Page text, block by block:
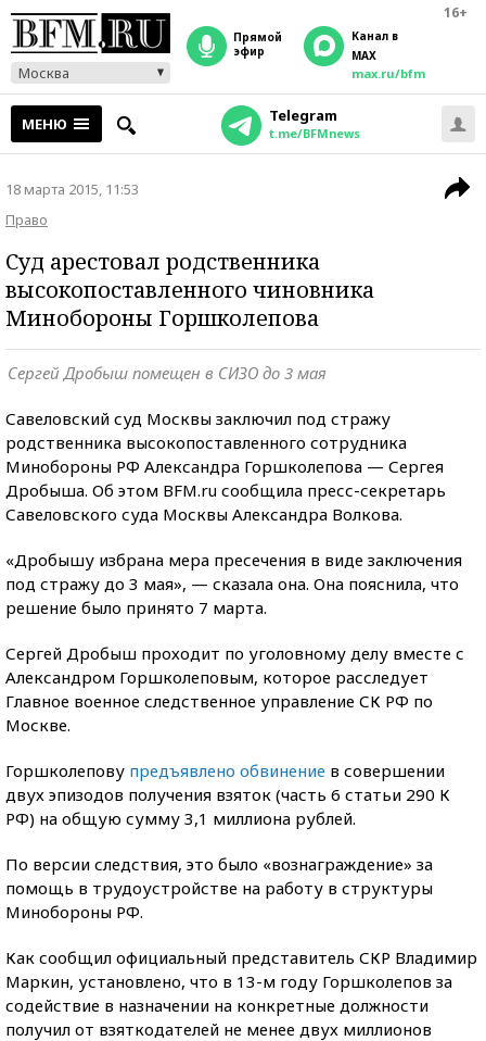
16+
Москва
прямой
эфир
Канал в
MAX
max.ru/bfm
МЕНЮ Telegram
t.me/BFMnews
18 марта 2015, 11:53
Право
Суд арестовал родственника
высокопоставленного чиновника
Минобороны Горшколепова
Сергей Дробыш помещен в СИЗО до 3 мая
Савеловский суд Москвы заключил под стражу
родственника высокопоставленного сотрудника
Минобороны РФ Александра Горшколепова — Сергея
Дробыша. Об этом BFM.ru сообщила пресс-секретарь
Савеловского суда Москвы Александра Волкова.
«Дробышу избрана мера пресечения в виде заключения
под стражу до 3 мая», — сказала она. Она пояснила, что
решение было принято 7 марта.
Сергей Дробыш проходит по уголовному делу вместе с
Александром Горшколеповым, которое расследует
Главное военное следственное управление СК РФ по
Москве.
Горшколепову предъявлено обвинение в совершении
двух эпизодов получения взяток (часть 6 статьи 290 К
РФ) на общую сумму 3,1 миллиона рублей.
По версии следствия, это было «вознаграждение» за
помощь в трудоустройстве на работу в структуры
Минобороны РФ.
Как сообщил официальный представитель СКР Владимир
Маркин, установлено, что в 13-м году Горшколепов за
содействие в назначении на конкретные должности
получил от взяткодателей не менее двух миллионов